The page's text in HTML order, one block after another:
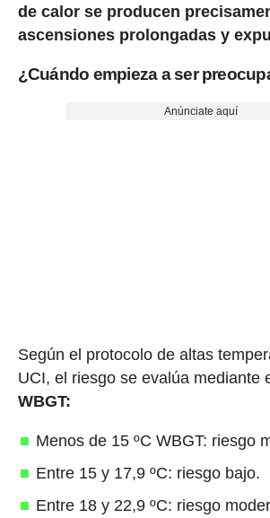
de calor se producen
ascensiones prolongadas y
¿Cuándo empieza a ser
Anúnciate aquí
Según el protocolo de altas
UCI, el riesgo se evalúa mediante
WBGT:
Menos de 15 ºC WBGT: riesgo
Entre 15 y 17,9 ºC: riesgo bajo.
Entre 18 y 22,9 ºC: riesgo